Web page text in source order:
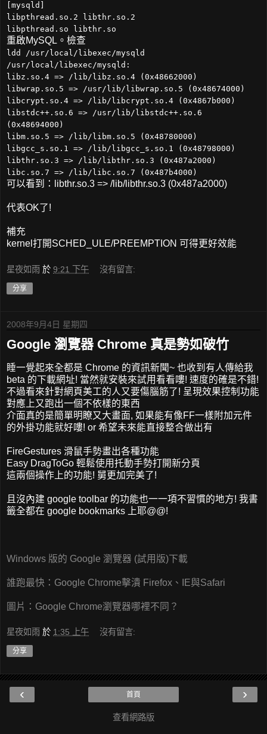
[mysqld]
libpthread.so.2 libthr.so.2
libpthread.so libthr.so
重啟MySQL。檢查
ldd /usr/local/libexec/mysqld
/usr/local/libexec/mysqld:
libz.so.4 => /lib/libz.so.4 (0x48662000)
libwrap.so.5 => /usr/lib/libwrap.so.5 (0x48674000)
libcrypt.so.4 => /lib/libcrypt.so.4 (0x4867b000)
libstdc++.so.6 => /usr/lib/libstdc++.so.6
(0x48694000)
libm.so.5 => /lib/libm.so.5 (0x48780000)
libgcc_s.so.1 => /lib/libgcc_s.so.1 (0x48798000)
libthr.so.3 => /lib/libthr.so.3 (0x487a2000)
libc.so.7 => /lib/libc.so.7 (0x487b4000)
可以看到：libthr.so.3 => /lib/libthr.so.3 (0x487a2000)
代表OK了!
補充
kernel打開SCHED_ULE/PREEMPTION 可得更好效能
星夜如雨 於 9:21 下午 沒有留言:
分享
2008年9月4日 星期四
Google 瀏覽器 Chrome 真是勢如破竹
睡一覺起來全都是 Chrome 的資訊新聞~ 也收到有人傳給我
beta 的下載網址! 當然就安裝來試用看看嘍! 速度的確是不錯!
不過看來針對網頁美工的人又要傷腦筋了! 呈現效果控制功能
對應上又跑出一個不依樣的東西
介面真的是簡單明瞭又大畫面, 如果能有像FF一樣附加元件
的外掛功能就好嘍! or 希望未來能直接整合做出有
FireGestures 滑鼠手勢畫出各種功能
Easy DragToGo 輕鬆使用托動手勢打開新分頁
這兩個操作上的功能! 舅更加完美了!
且沒內建 google toolbar 的功能也一一項不習慣的地方! 我書
籤全都在 google bookmarks 上耶@@!
Windows 版的 Google 瀏覽器 (試用版)下載
誰跑最快：Google Chrome擊潰 Firefox、IE與Safari
圖片：Google Chrome瀏覽器哪裡不同？
星夜如雨 於 1:35 上午 沒有留言:
分享
‹ ›
首頁
查看網路版